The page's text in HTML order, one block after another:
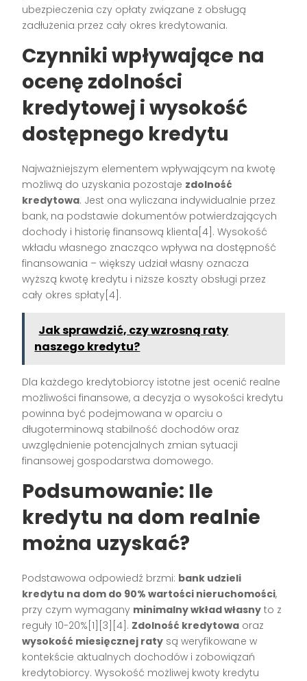
ubezpieczenia czy opłaty związane z obsługą
zadłużenia przez cały okres kredytowania.
Czynniki wpływające na
ocenę zdolności
kredytowej i wysokość
dostępnego kredytu
Najważniejszym elementem wpływającym na kwotę
możliwą do uzyskania pozostaje zdolność
kredytowa. Jest ona wyliczana indywidualnie przez
bank, na podstawie dokumentów potwierdzających
dochody i historię finansową klienta[4]. Wysokość
wkładu własnego znacząco wpływa na dostępność
finansowania – większy udział własny oznacza
wyższą kwotę kredytu i niższe koszty obsługi przez
cały okres spłaty[4].
Jak sprawdzić, czy wzrosną raty
naszego kredytu?
Dla każdego kredytobiorcy istotne jest ocenić realne
możliwości finansowe, a decyzja o wysokości kredytu
powinna być podejmowana w oparciu o
długoterminową stabilność dochodów oraz
uwzględnienie potencjalnych zmian sytuacji
finansowej gospodarstwa domowego.
Podsumowanie: Ile
kredytu na dom realnie
można uzyskać?
Podstawowa odpowiedź brzmi: bank udzieli
kredytu na dom do 90% wartości nieruchomości,
przy czym wymagany minimalny wkład własny to z
reguły 10-20%[1][3][4]. Zdolność kredytowa oraz
wysokość miesięcznej raty są weryfikowane w
kontekście aktualnych dochodów i zobowiązań
kredytobiorcy. Wysokość możliwej kwoty kredytu